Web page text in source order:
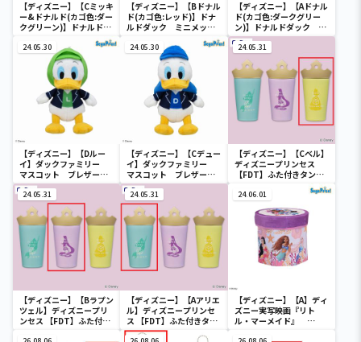
【ディズニー】【Cミッキ
ー&ドナルド(カゴ色:ダー
クグリーン)】ドナルドダ
ック ミニメッシュカゴ
【ディズニー】【Bドナル
ド(カゴ色:レッド)】ドナ
ルドダック ミニメッシ
【ディズニー】【Aドナル
ド(カゴ色:ダークグリー
ン)】ドナルドダック ミ
ニメッシュカゴ
24.05.30
【ディズニー】【Dルー
イ】ダックファミリー
マスコット ブレザーコ
スチューム
24.05.30
【ディズニー】【Cデュー
イ】ダックファミリー
マスコット ブレザーコ
スチューム
24.05.31
【ディズニー】【Cベル】
ディズニープリンセス
【FDT】ふた付きタンブ
24.05.31
【ディズニー】【Bラプン
ツェル】ディズニープリ
ンセス 【FDT】ふた付き
24.05.31
【ディズニー】【Aアリエ
ル】ディズニープリンセ
ス 【FDT】ふた付きタン
ブラー
24.06.01
【ディズニー】【A】ディ
ズニー実写映画『リト
ル・マーメイド』